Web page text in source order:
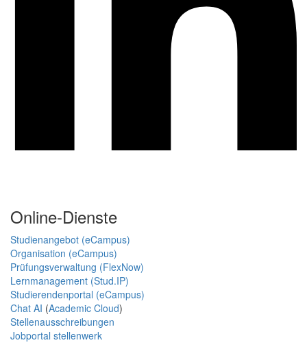
Online-Dienste
Studienangebot (eCampus)
Organisation (eCampus)
Prüfungsverwaltung (FlexNow)
Lernmanagement (Stud.IP)
Studierendenportal (eCampus)
Chat AI (Academic Cloud)
Stellenausschreibungen
Jobportal stellenwerk